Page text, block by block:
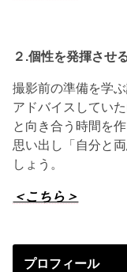
２.個性を発揮させ
撮影前の準備を学
アドバイスしてい
と向き合う時間を
思い出し「自分と
しょう。
＜こちら＞
プロフィール